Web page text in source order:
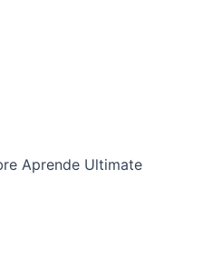
Aprende Ultimate